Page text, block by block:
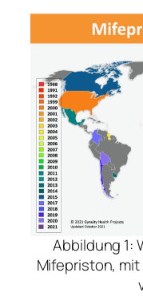
Abbildung 1:
Mifepriston,